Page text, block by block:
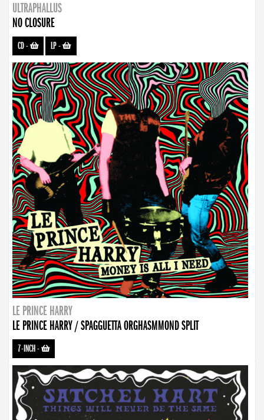
ULTRAPHALLUS
NO CLOSURE
CD- LP-
LE PRINCE HARRY
LE PRINCE HARRY / SPAGGUETTA ORGHASMMOND SPLIT
7-INCH-